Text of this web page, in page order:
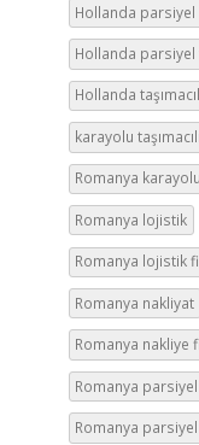
Hollanda parsiyel
Hollanda parsiyel
Hollanda
karayolu
Romanya karayolu
Romanya lojistik
Romanya lojistik
Romanya nakliyat
Romanya nakliye
Romanya parsiyel
Romanya parsiyel